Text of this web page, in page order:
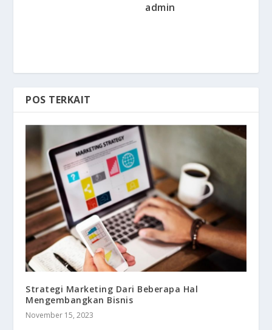
admin
POS TERKAIT
Strategi Marketing Dari Beberapa Hal
Mengembangkan Bisnis
November 15, 2023